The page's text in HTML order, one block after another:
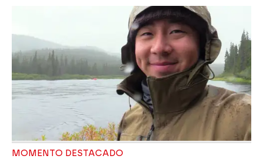
MOMENTO DESTACADO